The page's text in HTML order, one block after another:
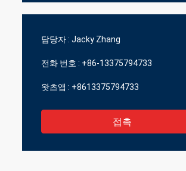
담당자 : Jacky Zhang
전화 번호 : +86-13375794733
왓츠앱 : +8613375794733
접촉